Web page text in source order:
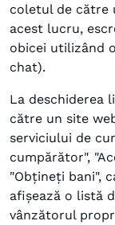
coletul de către
acest lucru,
obicei utilizând
chat).
La deschiderea
către un site
serviciului de
cumpărător",
"Obțineți bani",
afișează o listă
vânzătorul